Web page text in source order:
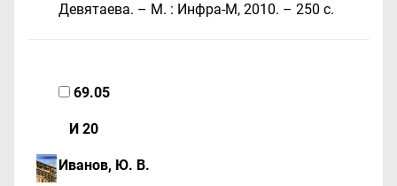
Девятаева. – М. : Инфра-М, 2010. – 250 с.
69.05
И 20
Иванов, Ю. В.